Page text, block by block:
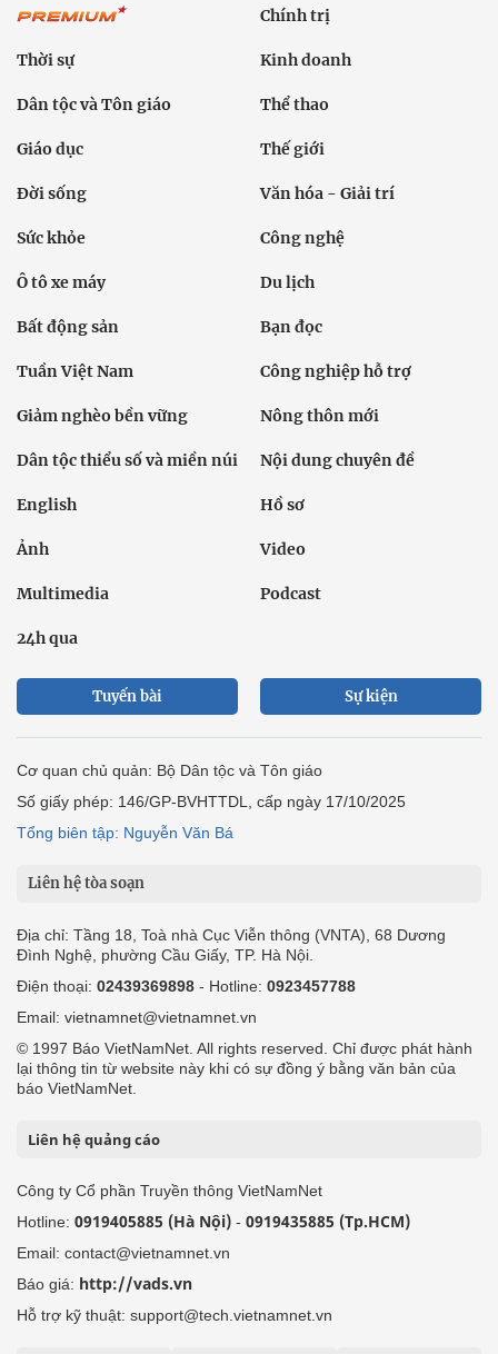
Chính trị
Thời sự Kinh doanh
Dân tộc và Tôn giáo Thể thao
Giáo dục Thế giới
Đời sống Văn hóa - Giải trí
Sức khỏe Công nghệ
Ô tô xe máy Du lịch
Bất động sản Bạn đọc
Tuần Việt Nam Công nghiệp hỗ trợ
Giảm nghèo bền vững Nông thôn mới
Dân tộc thiểu số và miền núi Nội dung chuyên đề
English Hồ sơ
Ảnh Video
Multimedia Podcast
24h qua
Tuyến bài Sự kiện
Cơ quan chủ quản: Bộ Dân tộc và Tôn giáo
Số giấy phép: 146/GP-BVHTTDL, cấp ngày 17/10/2025
Tổng biên tập: Nguyễn Văn Bá
Liên hệ tòa soạn
Địa chỉ: Tầng 18, Toà nhà Cục Viễn thông (VNTA), 68 Dương
Đình Nghệ, phường Cầu Giấy, TP. Hà Nội.
Điện thoại: 02439369898 - Hotline: 0923457788
Email: vietnamnet@vietnamnet.vn
© 1997 Báo VietNamNet. All rights reserved. Chỉ được phát hành
lại thông tin từ website này khi có sự đồng ý bằng văn bản của
báo VietNamNet.
Liên hệ quảng cáo
Công ty Cổ phần Truyền thông VietNamNet
Hotline: 0919405885 (Hà Nội) - 0919435885 (Tp.HCM)
Email: contact@vietnamnet.vn
Báo giá: http://vads.vn
Hỗ trợ kỹ thuật: support@tech.vietnamnet.vn